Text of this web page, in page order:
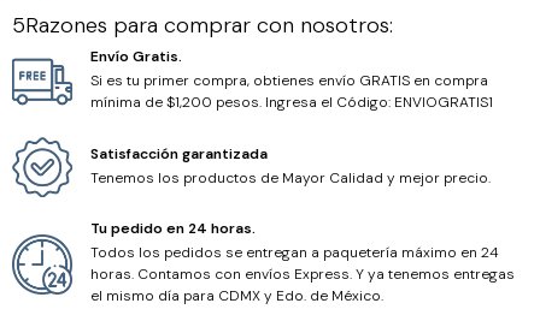
5Razones para comprar con nosotros:
Envío Gratis.
Si es tu primer compra, obtienes envío GRATIS en compra
mínima de $1,200 pesos. Ingresa el Código: ENVIOGRATIS1
Satisfacción garantizada
Tenemos los productos de Mayor Calidad y mejor precio.
Tu pedido en 24 horas.
Todos los pedidos se entregan a paquetería máximo en 24
horas. Contamos con envíos Express. Y ya tenemos entregas
el mismo día para CDMX y Edo. de México.
Hilos
Hilo Encerado
Hilo Metálico
Hilo Miyuki